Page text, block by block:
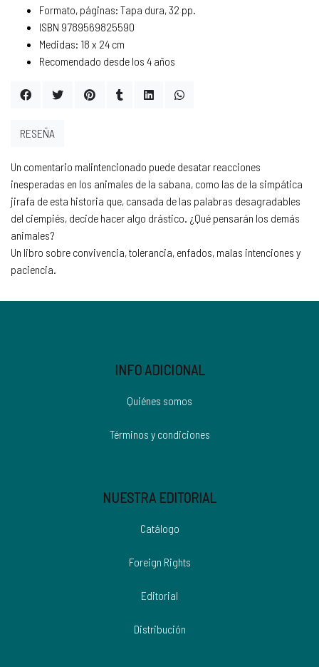
Formato, páginas: Tapa dura, 32 pp.
ISBN 9789569825590
Medidas: 18 x 24 cm
Recomendado desde los 4 años
Un comentario malintencionado puede desatar reacciones
inesperadas en los animales de la sabana, como las de la simpática
jirafa de esta historia que, cansada de las palabras desagradables
del ciempiés, decide hacer algo drástico. ¿Qué pensarán los demás
animales?
Un libro sobre convivencia, tolerancia, enfados, malas intenciones y
paciencia.
RESEÑA
INFO ADICIONAL
Quiénes somos
Términos y condiciones
NUESTRA EDITORIAL
Catálogo
Foreign Rights
Editorial
Distribución